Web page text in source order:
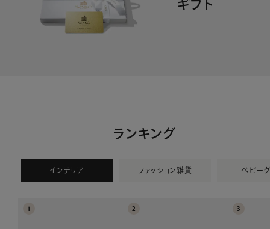
ギフト
ランキング
インテリア ファッション雑貨 ベビー
1 2 3